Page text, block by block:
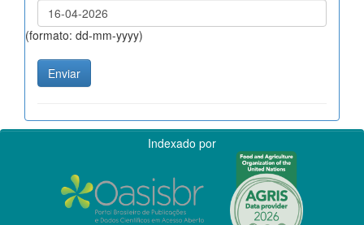
(formato: dd-mm-yyyy)
Indexado por